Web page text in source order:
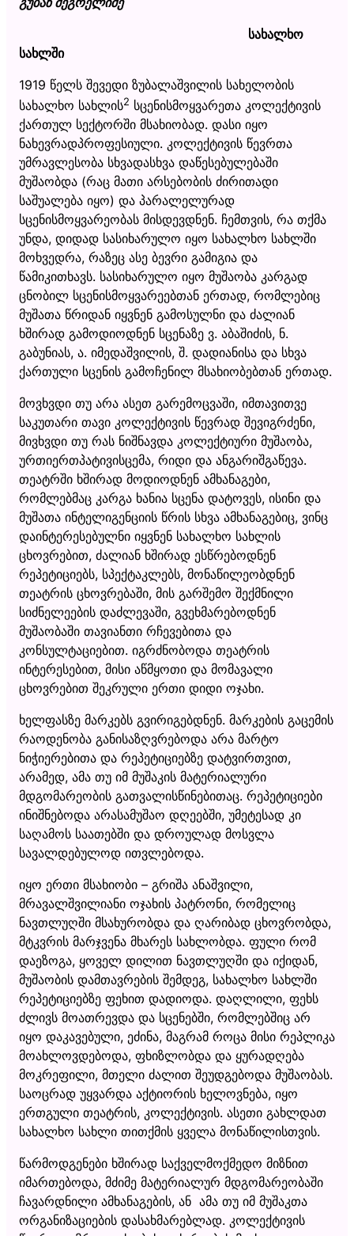
სახალხო
სახლში
1919 წელს შევედი ზუბალაშვილის სახელობის
სახალხო სახლის2 სცენისმოყვარეთა კოლექტივის
ქართულ სექტორში მსახიობად. დასი იყო
ნახევრადპროფესიული. კოლექტივის წევრთა
უმრავლესობა სხვადასხვა დაწესებულებაში
მუშაობდა (რაც მათი არსებობის ძირითადი
საშუალება იყო) და პარალელურად
სცენისმოყვარეობას მისდევდნენ. ჩემთვის, რა თქმა
უნდა, დიდად სასიხარულო იყო სახალხო სახლში
მოხვედრა, რაზეც ასე ბევრი გამიგია და
წამიკითხავს. სასიხარულო იყო მუშაობა კარგად
ცნობილ სცენისმოყვარეებთან ერთად, რომლებიც
მუშათა წრიდან იყვნენ გამოსულნი და ძალიან
ხშირად გამოდიოდნენ სცენაზე ვ. აბაშიძის, ნ.
გაბუნიას, ა. იმედაშვილის, შ. დადიანისა და სხვა
ქართული სცენის გამოჩენილ მსახიობებთან ერთად.
მოვხვდი თუ არა ასეთ გარემოცვაში, იმთავითვე
საკუთარი თავი კოლექტივის წევრად შევიგრძენი,
მივხვდი თუ რას ნიშნავდა კოლექტიური მუშაობა,
ურთიერთპატივისცემა, რიდი და ანგარიშგაწევა.
თეატრში ხშირად მოდიოდნენ ამხანაგები,
რომლებმაც კარგა ხანია სცენა დატოვეს, ისინი და
მუშათა ინტელიგენციის წრის სხვა ამხანაგებიც, ვინც
დაინტერესებულნი იყვნენ სახალხო სახლის
ცხოვრებით, ძალიან ხშირად ესწრებოდნენ
რეპეტიციებს, სპექტაკლებს, მონაწილეობდნენ
თეატრის ცხოვრებაში, მის გარშემო შექმნილი
სიძნელეების დაძლევაში, გვეხმარებოდნენ
მუშაობაში თავიანთი რჩევებითა და
კონსულტაციებით. იგრძნობოდა თეატრის
ინტერესებით, მისი აწმყოთი და მომავალი
ცხოვრებით შეკრული ერთი დიდი ოჯახი.
ხელფასზე მარკებს გვირიგებდნენ. მარკების გაცემის
რაოდენობა განისაზღვრებოდა არა მარტო
ნიჭიერებითა და რეპეტიციებზე დატვირთვით,
არამედ, ამა თუ იმ მუშაკის მატერიალური
მდგომარეობის გათვალისწინებითაც. რეპეტიციები
ინიშნებოდა არასამუშაო დღეებში, უმეტესად კი
საღამოს საათებში და დროულად მოსვლა
სავალდებულოდ ითვლებოდა.
იყო ერთი მსახიობი – გრიშა ანაშვილი,
მრავალშვილიანი ოჯახის პატრონი, რომელიც
ნავთლუღში მსახურობდა და ღარიბად ცხოვრობდა,
მტკვრის მარჯვენა მხარეს სახლობდა. ფული რომ
დაეზოგა, ყოველ დილით ნავთლუღში და იქიდან,
მუშაობის დამთავრების შემდეგ, სახალხო სახლში
რეპეტიციებზე ფეხით დადიოდა. დაღლილი, ფეხს
ძლივს მოათრევდა და სცენებში, რომლებშიც არ
იყო დაკავებული, ეძინა, მაგრამ როცა მისი რეპლიკა
მოახლოვდებოდა, ფხიზლობდა და ყურადღება
მოკრეფილი, მთელი ძალით შეუდგებოდა მუშაობას.
საოცრად უყვარდა აქტიორის ხელოვნება, იყო
ერთგული თეატრის, კოლექტივის. ასეთი გახლდათ
სახალხო სახლი თითქმის ყველა მონაწილისთვის.
წარმოდგენები ხშირად საქველმოქმედო მიზნით
იმართებოდა, მძიმე მატერიალურ მდგომარეობაში
ჩავარდნილი ამხანაგების, ან ამა თუ იმ მუშაკთა
ორგანიზაციების დასახმარებლად. კოლექტივის